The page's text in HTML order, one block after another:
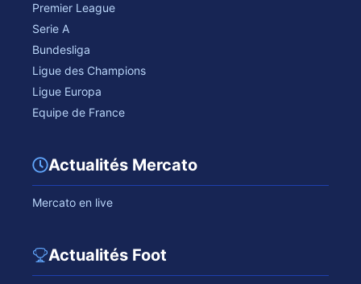
Premier League
Serie A
Bundesliga
Ligue des Champions
Ligue Europa
Equipe de France
Actualités Mercato
Mercato en live
Actualités Foot